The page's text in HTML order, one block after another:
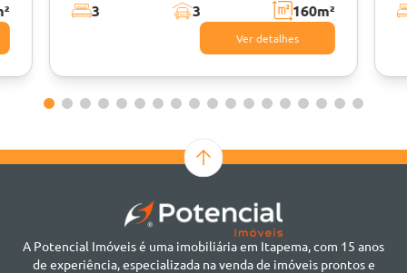
3 3 160m²
Ver detalhes
A Potencial Imóveis é uma imobiliária em Itapema, com 15 anos
de experiência, especializada na venda de imóveis prontos e